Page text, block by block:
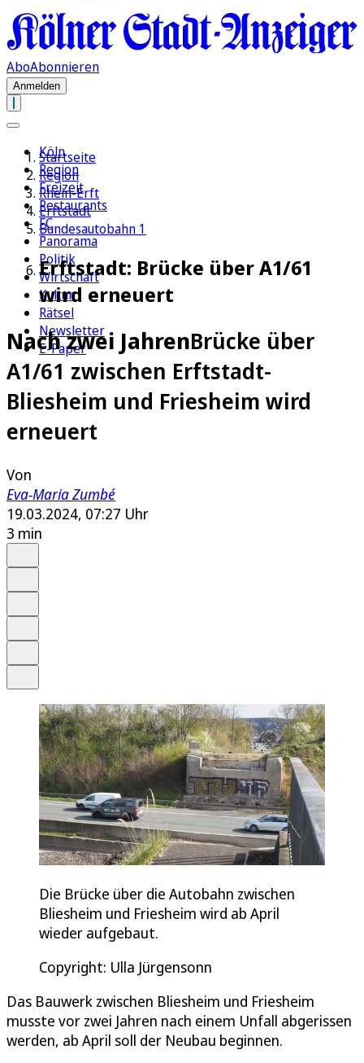
AboAbonnieren
Anmelden
Köln
Region
Freizeit
Restaurants
FC
Panorama
Politik
Wirtschaft
Kultur
Rätsel
Newsletter
E-Paper
Startseite
Region
Rhein-Erft
Erftstadt
Bundesautobahn 1
Erftstadt: Brücke über A1/61
wird erneuert
Nach zwei JahrenBrücke über
A1/61 zwischen Erftstadt-
Bliesheim und Friesheim wird
erneuert
Von
Eva-Maria Zumbé
19.03.2024, 07:27 Uhr
3 min
Die Brücke über die Autobahn zwischen
Bliesheim und Friesheim wird ab April
wieder aufgebaut.
Copyright: Ulla Jürgensonn
Das Bauwerk zwischen Bliesheim und Friesheim
musste vor zwei Jahren nach einem Unfall abgerissen
werden, ab April soll der Neubau beginnen.